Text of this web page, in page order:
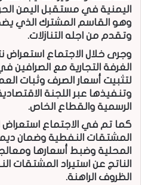
اليمنية في مستقبل اليمن
وهو القاسم المشترك الذي
وتقدم من اجله التنازلات.
وجرى خلال الاجتماع استعراض
الغرفة التجارية مع
لتثبيت أسعار الصرف وثبات
وتنفيذها عبر اللجنة
الرسمية والقطاع الخاص.
كما تم في الاجتماع استعراض
المشتقات النفطية وضمان
المحلية وضبط أسعارها
الناتج عن استيراد المشتقات
الظروف الراهنة.